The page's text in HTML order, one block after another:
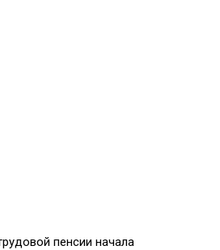
пенсии начала